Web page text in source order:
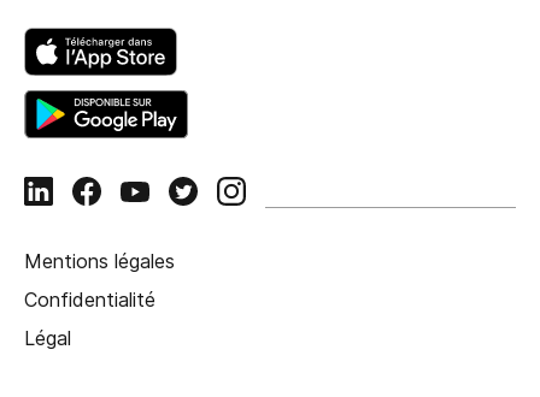
Mentions légales
Confidentialité
Légal